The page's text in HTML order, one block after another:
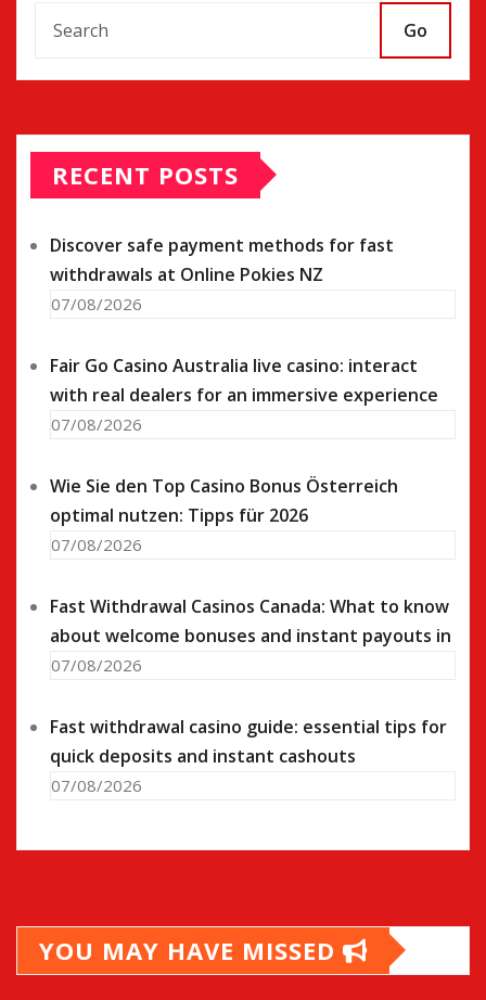
Go
RECENT POSTS
Discover safe payment methods for fast
withdrawals at Online Pokies NZ
07/08/2026
Fair Go Casino Australia live casino: interact
with real dealers for an immersive experience
07/08/2026
Wie Sie den Top Casino Bonus Österreich
optimal nutzen: Tipps für 2026
07/08/2026
Fast Withdrawal Casinos Canada: What to know
about welcome bonuses and instant payouts in
07/08/2026
Fast withdrawal casino guide: essential tips for
quick deposits and instant cashouts
07/08/2026
YOU MAY HAVE MISSED